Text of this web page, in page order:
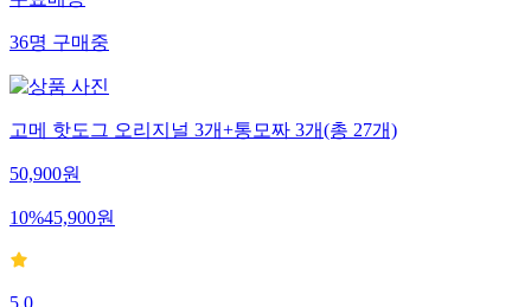
무료배송
36명구매중
고메 핫도그 오리지널 3개+통모짜 3개(총 27개)
50,900원
10%45,900원